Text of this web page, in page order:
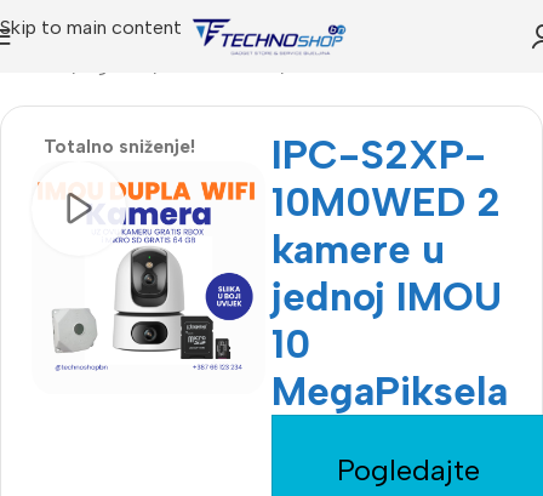
Skip to main content
Totalno sniženje!
IPC-S2XP-
10M0WED 2
kamere u
jednoj IMOU
10
MegaPiksela
Pogledajte